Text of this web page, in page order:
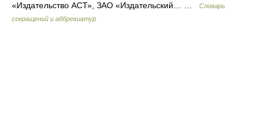
«Издательство АСТ», ЗАО «Издательский… …
Словарь
сокращений и аббревиатур